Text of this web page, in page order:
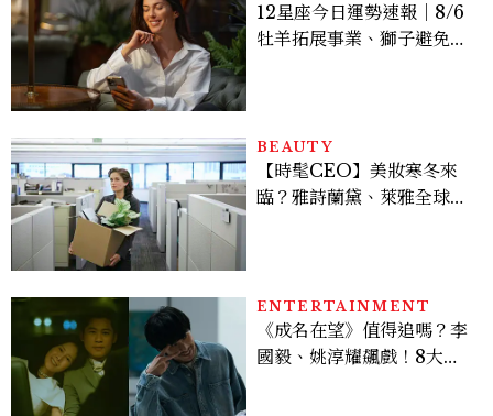
12星座今日運勢速報｜8/6
牡羊拓展事業、獅子避免過
BEAUTY
【時髦CEO】美妝寒冬來
臨？雅詩蘭黛、萊雅全球裁
ENTERTAINMENT
《成名在望》值得追嗎？李
國毅、姚淳耀飆戲！8大看